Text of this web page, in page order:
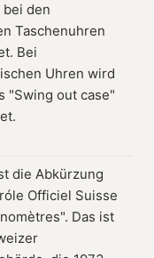
den
Taschenuhren
Bei
Uhren wird
"Swing out case"
die Abkürzung
Officiel Suisse
Das ist